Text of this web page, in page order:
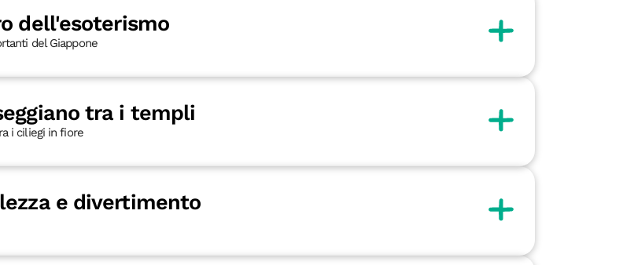
dell'esoterismo
del Giappone
tra i templi
i ciliegi in fiore
e divertimento